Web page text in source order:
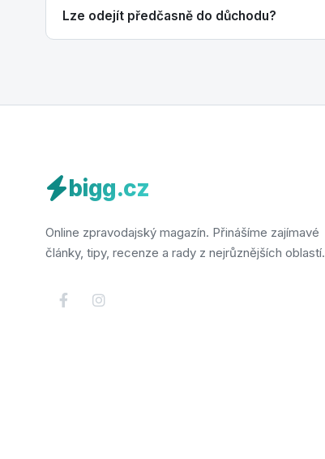
Lze odejít předčasně do důchodu?
bigg.cz
Online zpravodajský magazín. Přinášíme zajímavé
články, tipy, recenze a rady z nejrůznějších oblastí.